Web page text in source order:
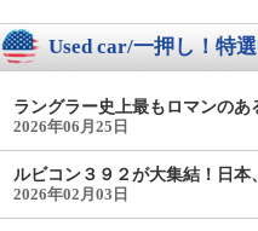
Used car/一押し！特
ラングラー史上最もロマンのあ
2026年06月25日
ルビコン３９２が大集結！日本
2026年02月03日